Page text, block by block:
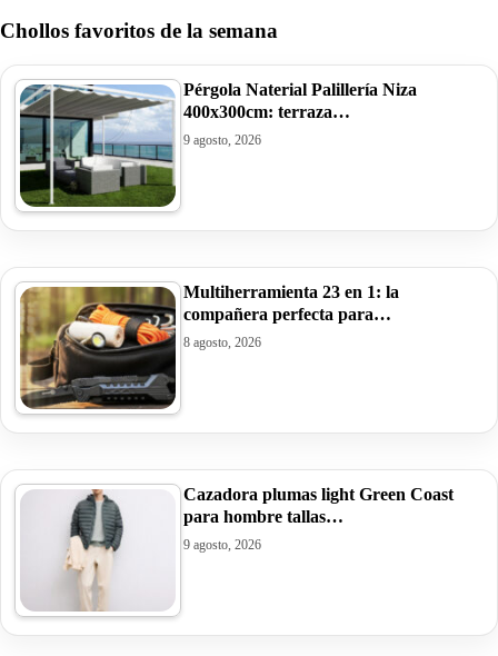
Chollos favoritos de la semana
Pérgola Naterial Palillería Niza
400x300cm: terraza…
9 agosto, 2026
Multiherramienta 23 en 1: la
compañera perfecta para…
8 agosto, 2026
Cazadora plumas light Green Coast
para hombre tallas…
9 agosto, 2026